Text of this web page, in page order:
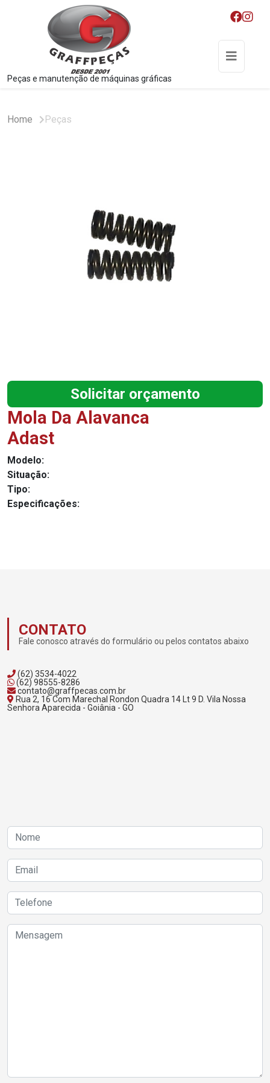
Peças e manutenção de máquinas gráficas
Home Peças
Solicitar orçamento
Mola Da Alavanca
Adast
Modelo:
Situação:
Tipo:
Especificações:
CONTATO
Fale conosco através do formulário ou pelos contatos abaixo
(62) 3534-4022
(62) 98555-8286
contato@graffpecas.com.br
Rua 2, 16 Com Marechal Rondon Quadra 14 Lt 9 D. Vila Nossa
Senhora Aparecida - Goiânia - GO